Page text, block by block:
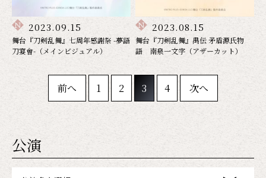
2023.09.15
舞台『刀剣乱舞』七周年感謝祭 -夢語
刀宴會-（メインビジュアル）
2023.08.15
舞台『刀剣乱舞』禺伝 矛盾源氏物
語 南泉一文字（アザーカット）
前へ 1 2 3 4 次へ
公演